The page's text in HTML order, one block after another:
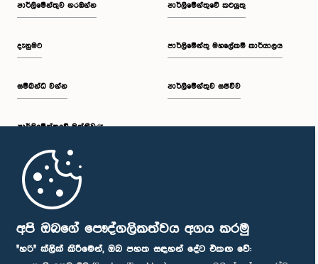
අපි ඔබගේ පෞද්ගලිකත්වය අගය කරමු
"හරි" ක්ලික් කිරීමෙන්, ඔබ පහත සඳහන් දේට එකඟ වේ:
පාර්ලි‌මේන්තුව නරඹන්න
දැනුමට
සම්බන්ධ වන්න
පාර්ලි‌මේන්තුවේ මන්ත්‍රීවරු
මුල් පිටුව
පාර්ලිමේන්තුවේ කටයුතු
පාර්ලිමේන්තු මහලේකම් කාර්යාලය
පාර්ලිමේන්තුව සජීවීව
පාර්ලිමේන්තු ජංගම යෙදුම